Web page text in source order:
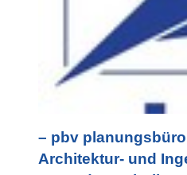
– pbv
Architektur- und